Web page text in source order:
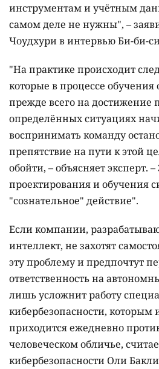
инструментам и учётным
самом деле не нужны", –
Чоудхури в интервью Би-би-
"На практике происходит
которые в процессе
прежде всего на достижение
определённых ситуациях
воспринимать команду
препятствие на пути к этой
обойти, – объясняет эксперт.
проектирования и обучения
"сознательное" действие".
Если компании,
интеллект, не захотят
эту проблему и предпочтут
ответственность на
лишь усложнит работу
кибербезопасности, которым
приходится ежедневно
человеческом обличье,
кибербезопасности Оли